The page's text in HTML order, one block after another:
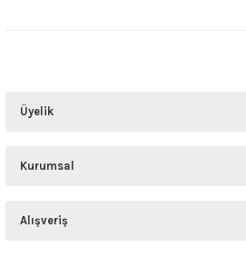
Üyelik
Kurumsal
Alışveriş